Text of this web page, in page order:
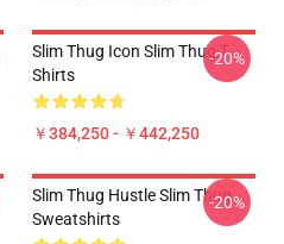
Slim Thug Icon Slim Thug T-
Shirts
￥384,250 - ￥442,250
-20%
Slim Thug Hustle Slim Thug
Sweatshirts
-20%